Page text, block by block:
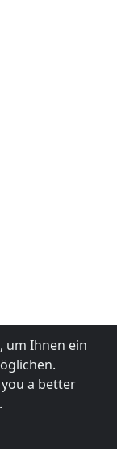
um Ihnen ein
a better